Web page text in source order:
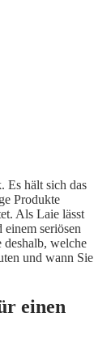
Es hält sich das
Produkte
Als Laie lässt
seriösen
deshalb, welche
und wann Sie
einen